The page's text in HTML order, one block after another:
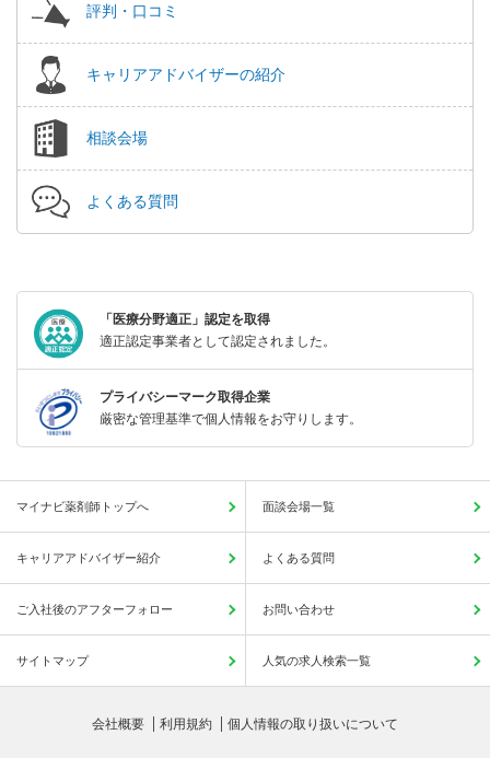
評判・口コミ
キャリアアドバイザーの紹介
相談会場
よくある質問
「医療分野適正」認定を取得
適正認定事業者として認定されました。
プライバシーマーク取得企業
厳密な管理基準で個人情報をお守りします。
マイナビ薬剤師トップへ 面談会場一覧
キャリアアドバイザー紹介 よくある質問
ご入社後のアフターフォロー お問い合わせ
サイトマップ 人気の求人検索一覧
会社概要 利用規約 個人情報の取り扱いについて